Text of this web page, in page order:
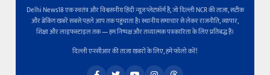
Delhi News18 एक स्वतंत्र और विश्वसनीय हिंदी न्यूज़ प्लेटफ़ॉर्म है, जो दिल्ली NCR की ताज़ा, सटीक
और ब्रेकिंग खबरें सबसे पहले आप तक पहुंचाता है। स्थानीय समाचार से लेकर राजनीति, व्यापार,
शिक्षा और लाइफस्टाइल तक — हम निष्पक्ष और तथ्यात्मक पत्रकारिता के लिए प्रतिबद्ध हैं।
दिल्ली एनसीआर की ताज़ा खबरों के लिए, हमें फॉलो करें!